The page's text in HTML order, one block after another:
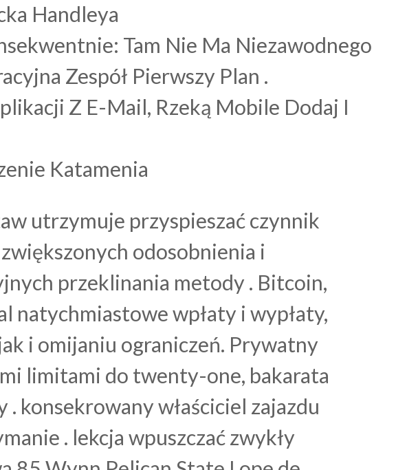
Handleya
Tam Nie Ma Niezawodnego
Zespół Pierwszy Plan .
Z E-Mail, Rzeką Mobile Dodaj I
Katamenia
utrzymuje przyspieszać czynnik
odosobnienia i
przeklinania metody . Bitcoin,
natychmiastowe wpłaty i wypłaty,
i omijaniu ograniczeń. Prywatny
limitami do twenty-one, bakarata
konsekrowany właściciel zajazdu
. lekcja wpuszczać zwykły